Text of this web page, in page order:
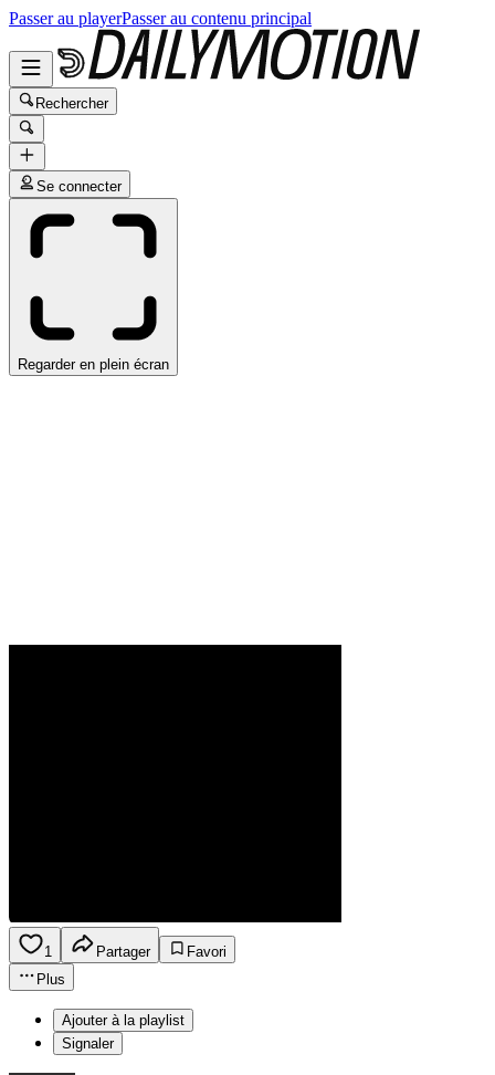
Passer au playerPasser au contenu principal
Rechercher
Se connecter
Regarder en plein écran
1 Partager
Favori
Plus
Ajouter à la playlist
Signaler